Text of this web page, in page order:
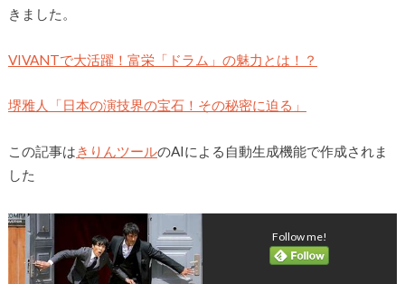
きました。
VIVANTで大活躍！富栄「ドラム」の魅力とは！？
堺雅人「日本の演技界の宝石！その秘密に迫る」
この記事はきりんツールのAIによる自動生成機能で作成されま
した
Follow me!